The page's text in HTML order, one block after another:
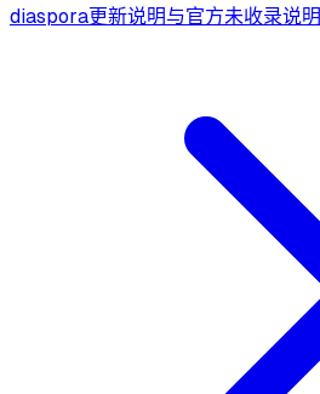
diaspora更新说明与官方未收录说明